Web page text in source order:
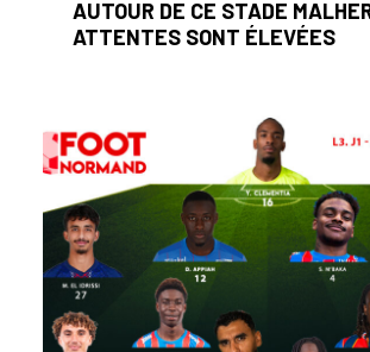
AUTOUR DE CE STADE
ATTENTES SONT ÉLEVÉES